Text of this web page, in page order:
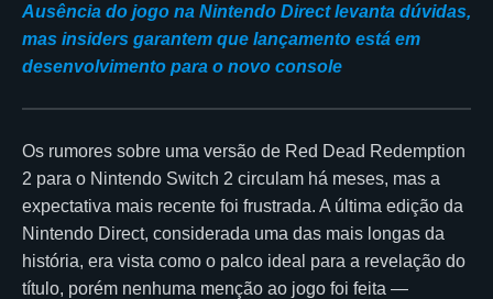
Ausência do jogo na Nintendo Direct levanta dúvidas,
mas insiders garantem que lançamento está em
desenvolvimento para o novo console
Os rumores sobre uma versão de Red Dead Redemption
2 para o Nintendo Switch 2 circulam há meses, mas a
expectativa mais recente foi frustrada. A última edição da
Nintendo Direct, considerada uma das mais longas da
história, era vista como o palco ideal para a revelação do
título, porém nenhuma menção ao jogo foi feita —